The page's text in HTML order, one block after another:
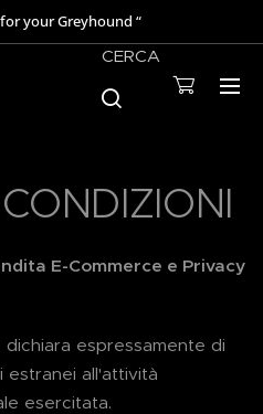
your Greyhound “
CERCA
E-Commerce e Privacy
espressamente di
estranei all'attività
esercitata.